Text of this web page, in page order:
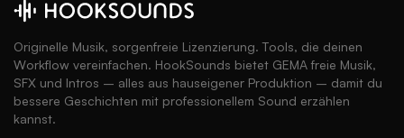
Originelle Musik, sorgenfreie Lizenzierung. Tools, die deinen
Workflow vereinfachen. HookSounds bietet GEMA freie Musik,
SFX und Intros – alles aus hauseigener Produktion – damit du
bessere Geschichten mit professionellem Sound erzählen
kannst.